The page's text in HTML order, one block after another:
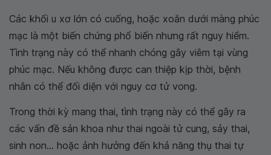
Các khối u xơ lớn có cuống, hoặc xoắn dưới màng phúc
mạc là một biến chứng phổ biến nhưng rất nguy hiểm.
Tình trạng này có thể nhanh chóng gây viêm tại vùng
phúc mạc. Nếu không được can thiệp kịp thời, bệnh
nhân có thể đối diện với nguy cơ tử vong.
Trong thời kỳ mang thai, tình trạng này có thể gây ra
các vấn đề sản khoa như thai ngoài tử cung, sảy thai,
sinh non... hoặc ảnh hưởng đến khả năng thụ thai tự